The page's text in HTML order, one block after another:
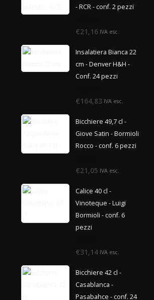
- RCR - conf. 2 pezzi
0
di
€21,16 IVA esc.
Insalatiera Bianca 22
cm - Denver H&H -
Conf. 24 pezzi
0
di
€164,83 IVA esc.
Bicchiere 49,7 cl -
Giove Satin - Bormioli
Rocco - conf. 6 pezzi
0
di
€21,05 IVA esc.
Calice 40 cl -
Vinoteque - Luigi
Bormioli - conf. 6
pezzi
0
di
€31,14 IVA esc.
Bicchiere 42 cl -
Casablanca -
Pasabahce - conf. 24